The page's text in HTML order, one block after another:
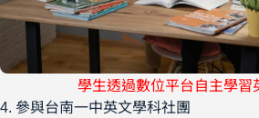
學生透過數位平台自主學習
4. 參與台南一中英文學科社團